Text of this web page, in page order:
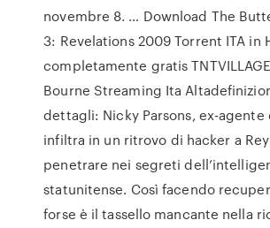
novembre 8. … Download The
3: Revelations 2009 Torrent ITA in
completamente gratis
Bourne Streaming Ita
dettagli: Nicky Parsons, ex-agente
infiltra in un ritrovo di hacker a
penetrare nei segreti
statunitense. Così facendo
forse è il tassello mancante nella